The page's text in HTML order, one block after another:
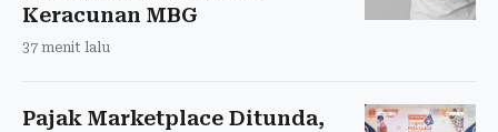
Keracunan MBG
37 menit lalu
Pajak Marketplace Ditunda,